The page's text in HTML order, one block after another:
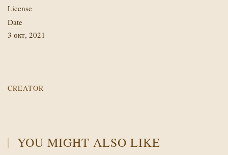
License
Date
3 окт, 2021
CREATOR
YOU MIGHT ALSO LIKE